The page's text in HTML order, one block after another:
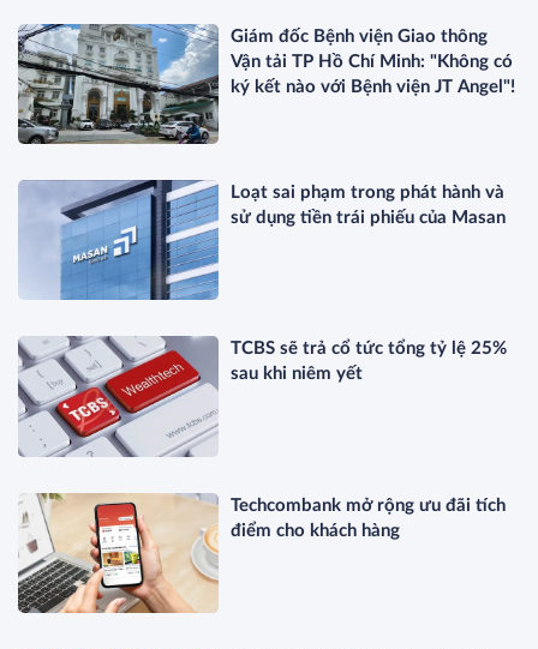
Giám đốc Bệnh viện Giao thông
Vận tải TP Hồ Chí Minh: "Không có
ký kết nào với Bệnh viện JT Angel"!
Loạt sai phạm trong phát hành và
sử dụng tiền trái phiếu của Masan
TCBS sẽ trả cổ tức tổng tỷ lệ 25%
sau khi niêm yết
Techcombank mở rộng ưu đãi tích
điểm cho khách hàng